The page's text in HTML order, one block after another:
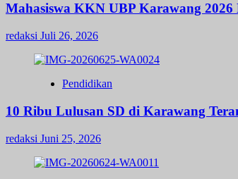
Mahasiswa KKN UBP Karawang
redaksi Juli 26, 2026
Pendidikan
10 Ribu Lulusan SD di Karawang
redaksi Juni 25, 2026